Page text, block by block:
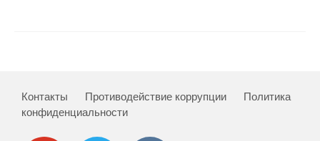
Контакты Противодействие коррупции
Политика
конфиденциальности